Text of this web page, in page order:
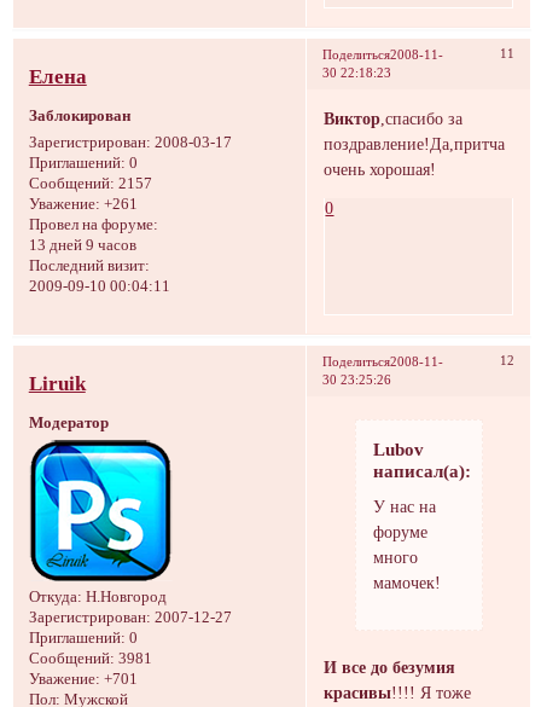
Поделиться 11
2008-11-
30 22:18:23
Елена
Заблокирован
Зарегистрирован: 2008-03-17
Приглашений: 0
Сообщений: 2157
Уважение: +261
Провел на форуме:
13 дней 9 часов
Последний визит:
2009-09-10 00:04:11
Виктор ,спасибо за
поздравление!Да,притча
очень хорошая!
0
Поделиться 12
2008-11-
30 23:25:26
Liruik
Модератор
Откуда: Н.Новгород
Зарегистрирован: 2007-12-27
Приглашений: 0
Сообщений: 3981
Уважение: +701
Пол: Мужской
Lubov
написал(а):
У нас на
форуме
много
мамочек!
И все до безумия
красивы!!!! Я тоже